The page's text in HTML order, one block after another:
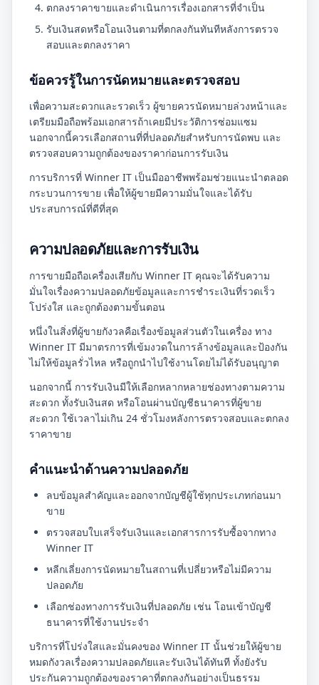
ตกลงราคาขายและดำเนินการเรื่องเอกสารที่จำเป็น
รับเงินสดหรือโอนเงินตามที่ตกลงกันทันทีหลังการตรวจ
สอบและตกลงราคา
ข้อควรรู้ในการนัดหมายและตรวจสอบ
เพื่อความสะดวกและรวดเร็ว ผู้ขายควรนัดหมายล่วงหน้าและ
เตรียมมือถือพร้อมเอกสารถ้าเคยมีประวัติการซ่อมแซม
นอกจากนี้ควรเลือกสถานที่ที่ปลอดภัยสำหรับการนัดพบ และ
ตรวจสอบความถูกต้องของราคาก่อนการรับเงิน
การบริการที่ Winner IT เป็นมืออาชีพพร้อมช่วยแนะนำตลอด
กระบวนการขาย เพื่อให้ผู้ขายมีความมั่นใจและได้รับ
ประสบการณ์ที่ดีที่สุด
ความปลอดภัยและการรับเงิน
การขายมือถือเครื่องเสียกับ Winner IT คุณจะได้รับความ
มั่นใจเรื่องความปลอดภัยข้อมูลและการชำระเงินที่รวดเร็ว
โปร่งใส และถูกต้องตามขั้นตอน
หนึ่งในสิ่งที่ผู้ขายกังวลคือเรื่องข้อมูลส่วนตัวในเครื่อง ทาง
Winner IT มีมาตรการที่เข้มงวดในการล้างข้อมูลและป้องกัน
ไม่ให้ข้อมูลรั่วไหล หรือถูกนำไปใช้งานโดยไม่ได้รับอนุญาต
นอกจากนี้ การรับเงินมีให้เลือกหลากหลายช่องทางตามความ
สะดวก ทั้งรับเงินสด หรือโอนผ่านบัญชีธนาคารที่ผู้ขาย
สะดวก ใช้เวลาไม่เกิน 24 ชั่วโมงหลังการตรวจสอบและตกลง
ราคาขาย
คำแนะนำด้านความปลอดภัย
ลบข้อมูลสำคัญและออกจากบัญชีผู้ใช้ทุกประเภทก่อนมา
ขาย
ตรวจสอบใบเสร็จรับเงินและเอกสารการรับซื้อจากทาง
Winner IT
หลีกเลี่ยงการนัดหมายในสถานที่เปลี่ยวหรือไม่มีความ
ปลอดภัย
เลือกช่องทางการรับเงินที่ปลอดภัย เช่น โอนเข้าบัญชี
ธนาคารที่ใช้งานประจำ
บริการที่โปร่งใสและมั่นคงของ Winner IT นั้นช่วยให้ผู้ขาย
หมดกังวลเรื่องความปลอดภัยและรับเงินได้ทันที ทั้งยังรับ
ประกันความถูกต้องของราคาที่ตกลงกันอย่างเป็นธรรม